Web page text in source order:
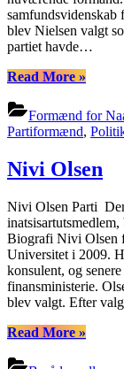
blev Nielsen valgt
partiet havde…
Read More“Jens-
Nielsen”
»
Formænd for
Partiformænd,
Nivi Olsen
Nivi Olsen Parti
Biografi Nivi Olsen
Universitet i 2009.
konsulent, og
finansministerie.
blev valgt. Efter
Read More“Nivi
»